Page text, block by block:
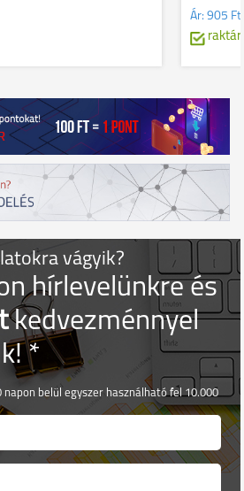
Ár: 905 Ft
vágyik?
hírlevelünkre és
kedvezménnyel
*
belül egyszer használható fel 10.000